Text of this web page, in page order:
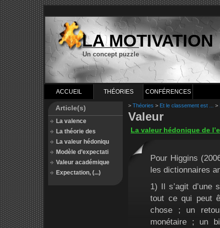
LA MOTIVATION
Un concept puzzle
ACCUEIL THÉORIES CONFÉRENCES
Article(s)
La valence
La théorie des
La valeur hédoniqu
Modèle d’expectati
Valeur académique
Expectation, (...)
> Théories > Et le classement est ... >
Valeur
La valeur hédonique de
Pour Higgins
les dictionnaires
1) Il s’agit d’une
tout ce qui peut
chose ; un
monétaire ; un